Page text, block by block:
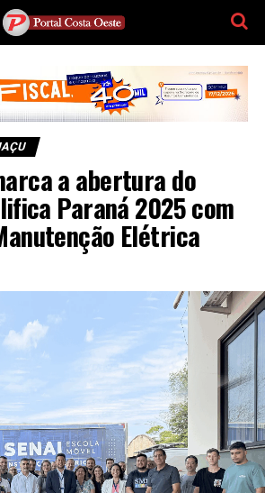
a abertura do
Paraná 2025 com
Elétrica